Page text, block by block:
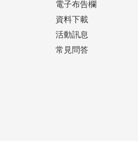
電子布告欄
資料下載
活動訊息
常見問答